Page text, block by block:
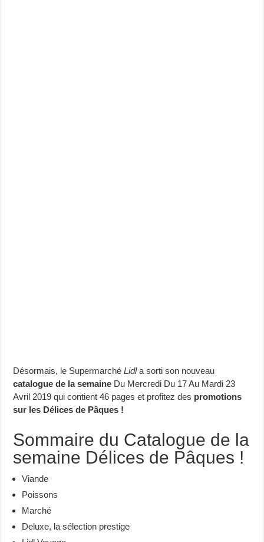
Désormais, le SupermarchéLidla sorti son nouveau
catalogue de la semaine Du Mercredi Du 17 Au Mardi 23
Avril 2019 qui contient 46 pages et profitez des promotions
sur les Délices de Pâques !
Sommaire du Catalogue de la
semaine Délices de Pâques !
Viande
Poissons
Marché
Deluxe, la sélection prestige